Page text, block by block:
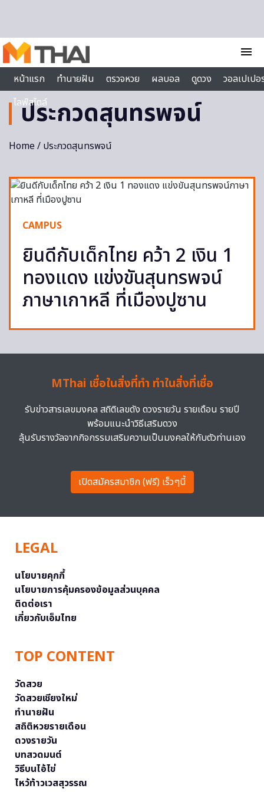
menu
หน้าแรก
ทำนายฝัน ตรวจหวย ผลบอล ดูดวง
วอลเปเป
ไลฟ์สไตล์
ประกวดสุนทรพจน์
Home/ ประกวดสุนทรพจน์
CAMPUS
ยินดีกับเด็กไทย คว้า 2 เงิน 1
ทองแดง แข่งขันสุนทรพจน์
ภาษาเกาหลี ที่เมืองปูซาน
MThai เชื่อในสิ่งที่ทำ ทำในสิ่งที่เชื่อ
รับข่าวสารเลขมงคล สถิติเลขดัง ดวงรายวัน รายเดือน รายปี
พร้อมแนะนำวิธีเสริมดวง
ลุ้นรับรางวัลจากกิจกรรมเสริมความเป็นมงคลให้กับตัวท่านเอง
เปิดสมัครสมาชิก (ฟรี) เร็วๆนี้
LEGAL
นโยบายคุกกี้
นโยบายการคุ้มครองข้อมูลส่วนบุคคล
ติดต่อเรา
เกี่ยวกับเอ็มไทย
TOP CONTENT
วัดสวย
วัดสวยเชียงใหม่
ทำนายฝัน
สถิติหวยรายเดือน
ดวงรายวัน
บทสวดมนต์
วิธีบนไอ้ไข่
ไหว้ท้าวเวสสุวรรณ